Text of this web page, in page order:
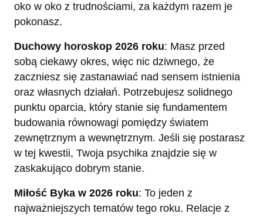
oko w oko z trudnościami, za każdym razem je
pokonasz.
Duchowy horoskop 2026 roku: Masz przed
sobą ciekawy okres, więc nic dziwnego, że
zaczniesz się zastanawiać nad sensem istnienia
oraz własnych działań. Potrzebujesz solidnego
punktu oparcia, który stanie się fundamentem
budowania równowagi pomiędzy światem
zewnętrznym a wewnętrznym. Jeśli się postarasz
w tej kwestii, Twoja psychika znajdzie się w
zaskakująco dobrym stanie.
Miłość Byka w 2026 roku: To jeden z
najważniejszych tematów tego roku. Relacje z